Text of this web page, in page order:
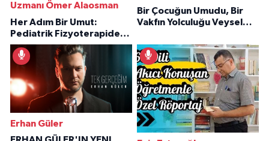
Uzmanı Ömer Alaosman
Her Adım Bir Umut:
Pediatrik Fizyoterapiden
İlham Veren Hikâyeler
Bir Çocuğun Umudu, Bir
Vakfın Yolculuğu Veysel
Erhan Güler